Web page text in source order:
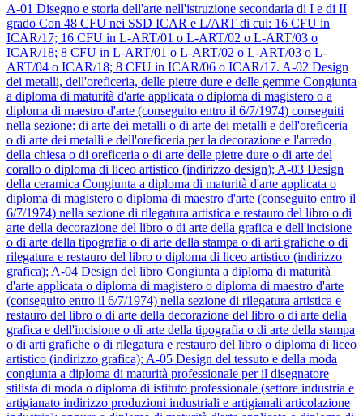
A-01 Disegno e storia dell'arte nell'istruzione secondaria di I e di II
grado Con 48 CFU nei SSD ICAR e L/ART di cui: 16 CFU in
ICAR/17; 16 CFU in L-ART/01 o L-ART/02 o L-ART/03 o
ICAR/18; 8 CFU in L-ART/01 o L-ART/02 o L-ART/03 o L-
ART/04 o ICAR/18; 8 CFU in ICAR/06 o ICAR/17. A-02 Design
dei metalli, dell'oreficeria, delle pietre dure e delle gemme Congiunta
a diploma di maturità d'arte applicata o diploma di magistero o a
diploma di maestro d'arte (conseguito entro il 6/7/1974) conseguiti
nella sezione: di arte dei metalli o di arte dei metalli e dell'oreficeria
o di arte dei metalli e dell'oreficeria per la decorazione e l'arredo
della chiesa o di oreficeria o di arte delle pietre dure o di arte del
corallo o diploma di liceo artistico (indirizzo design); A-03 Design
della ceramica Congiunta a diploma di maturità d'arte applicata o
diploma di magistero o diploma di maestro d'arte (conseguito entro il
6/7/1974) nella sezione di rilegatura artistica e restauro del libro o di
arte della decorazione del libro o di arte della grafica e dell'incisione
o di arte della tipografia o di arte della stampa o di arti grafiche o di
rilegatura e restauro del libro o diploma di liceo artistico (indirizzo
grafica); A-04 Design del libro Congiunta a diploma di maturità
d'arte applicata o diploma di magistero o diploma di maestro d'arte
(conseguito entro il 6/7/1974) nella sezione di rilegatura artistica e
restauro del libro o di arte della decorazione del libro o di arte della
grafica e dell'incisione o di arte della tipografia o di arte della stampa
o di arti grafiche o di rilegatura e restauro del libro o diploma di liceo
artistico (indirizzo grafica); A-05 Design del tessuto e della moda
congiunta a diploma di maturità professionale per il disegnatore
stilista di moda o diploma di istituto professionale (settore industria e
artigianato indirizzo produzioni industriali e artigianali articolazione